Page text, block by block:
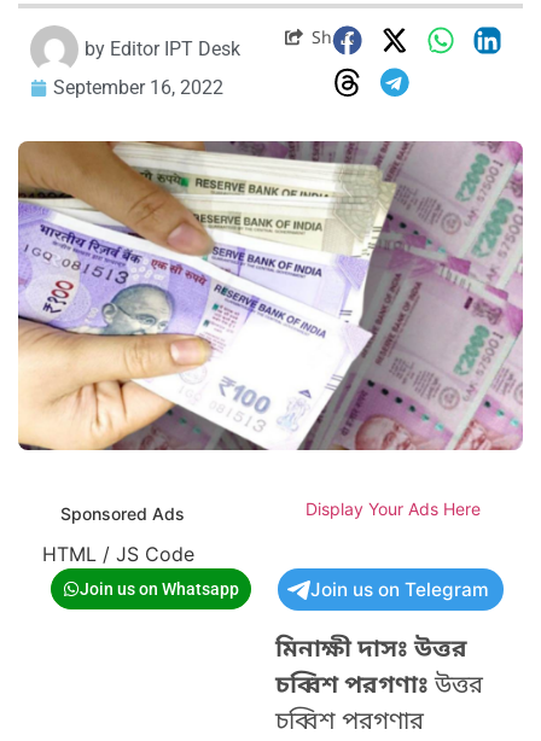
by Editor IPT Desk
September 16, 2022
Share
Sponsored Ads Display Your Ads Here
HTML / JS Code
Join us on Whatsapp Join us on Telegram
মিনাক্ষী দাসঃ উত্তর
চব্বিশ পরগণাঃউত্তর
চব্বিশ পরগণার